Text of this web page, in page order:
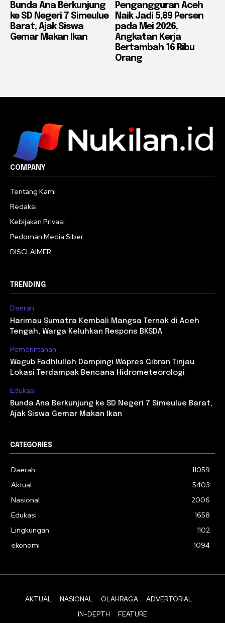
Bunda Ana Berkunjung
ke SD Negeri 7 Simeulue
Barat, Ajak Siswa
Gemar Makan Ikan
Pengangguran Aceh
Naik Jadi 5,89 Persen
pada Mei 2026,
Angkatan Kerja
Bertambah 16 Ribu
Orang
COMPANY
Tentang Kami
Redaksi
Kebijakan Privasi
Pedoman Media Siber
DISCLAIMER
TRENDING
Daerah
Harimau Sumatra Kembali Mangsa Ternak di Aceh
Tengah, Warga Keluhkan Respons BKSDA
Pemerintahan
Wagub Fadhlullah Dampingi Wapres Gibran Tinjau
Lokasi Terdampak Bencana Hidrometeorologi
Edukasi
Bunda Ana Berkunjung ke SD Negeri 7 Simeulue Barat,
Ajak Siswa Gemar Makan Ikan
CATEGORIES
Daerah
11059
Aktual
5403
Nasional
2006
Edukasi
1658
Lingkungan
1102
ekonomi
1094
AKTUAL NASIONAL OLAHRAGA
ADVERTORIAL
IN-DEPTH
FEATURE